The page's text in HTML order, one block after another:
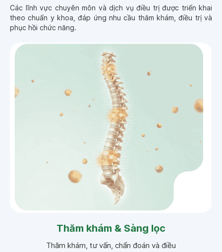
Các lĩnh vực chuyên môn và dịch vụ điều trị được triển khai
theo chuẩn y khoa, đáp ứng nhu cầu thăm khám, điều trị và
phục hồi chức năng.
Thăm khám & Sàng lọc
Thăm khám, tư vấn, chẩn đoán và điều